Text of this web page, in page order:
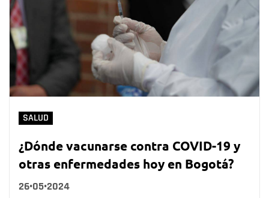
SALUD
¿Dónde vacunarse contra COVID-19 y
otras enfermedades hoy en Bogotá?
26•05•2024